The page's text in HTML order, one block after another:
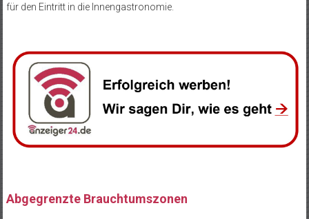
für den Eintritt in die Innengastronomie.
Abgegrenzte Brauchtumszonen